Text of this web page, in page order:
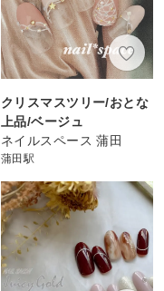
クリスマスツリー/おとな
上品/ベージュ
ネイルスペース 蒲田
蒲田駅